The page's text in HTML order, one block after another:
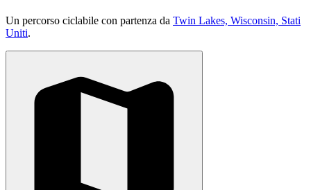
Un percorso ciclabile con partenza da Twin Lakes, Wisconsin, Stati
Uniti.